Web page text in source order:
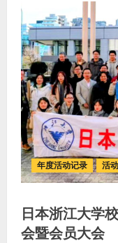
年度活动记录 活
日本浙江大学
会暨会员大会